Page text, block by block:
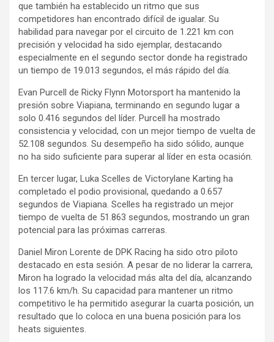
que también ha establecido un ritmo que sus
competidores han encontrado difícil de igualar. Su
habilidad para navegar por el circuito de 1.221 km con
precisión y velocidad ha sido ejemplar, destacando
especialmente en el segundo sector donde ha registrado
un tiempo de 19.013 segundos, el más rápido del día.
Evan Purcell de Ricky Flynn Motorsport ha mantenido la
presión sobre Viapiana, terminando en segundo lugar a
solo 0.416 segundos del líder. Purcell ha mostrado
consistencia y velocidad, con un mejor tiempo de vuelta de
52.108 segundos. Su desempeño ha sido sólido, aunque
no ha sido suficiente para superar al líder en esta ocasión.
En tercer lugar, Luka Scelles de Victorylane Karting ha
completado el podio provisional, quedando a 0.657
segundos de Viapiana. Scelles ha registrado un mejor
tiempo de vuelta de 51.863 segundos, mostrando un gran
potencial para las próximas carreras.
Daniel Miron Lorente de DPK Racing ha sido otro piloto
destacado en esta sesión. A pesar de no liderar la carrera,
Miron ha logrado la velocidad más alta del día, alcanzando
los 117.6 km/h. Su capacidad para mantener un ritmo
competitivo le ha permitido asegurar la cuarta posición, un
resultado que lo coloca en una buena posición para los
heats siguientes.